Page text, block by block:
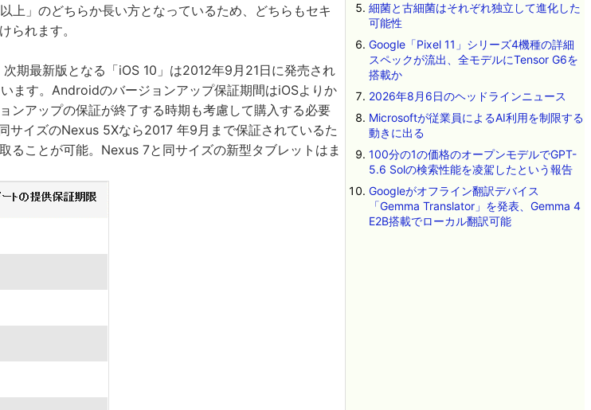
上」のどちらか長い方となっているため、どちらもセキ
られます。
期最新版となる「iOS 10」は2012年9月21日に発売され
ます。Androidのバージョンアップ保証期間はiOSよりか
ンアップの保証が終了する時期も考慮して購入する必要
サイズのNexus 5Xなら2017 年9月まで保証されているた
ることが可能。Nexus 7と同サイズの新型タブレットはま
細菌と古細菌はそれぞれ独立して進化した
可能性
Google「Pixel 11」シリーズ4機種の詳細
スペックが流出、全モデルにTensor G6を
搭載か
2026年8月6日のヘッドラインニュース
Microsoftが従業員によるAI利用を制限する
動きに出る
100分の1の価格のオープンモデルでGPT-
5.6 Solの検索性能を凌駕したという報告
Googleがオフライン翻訳デバイス
「Gemma Translator」を発表、Gemma 4
E2B搭載でローカル翻訳可能